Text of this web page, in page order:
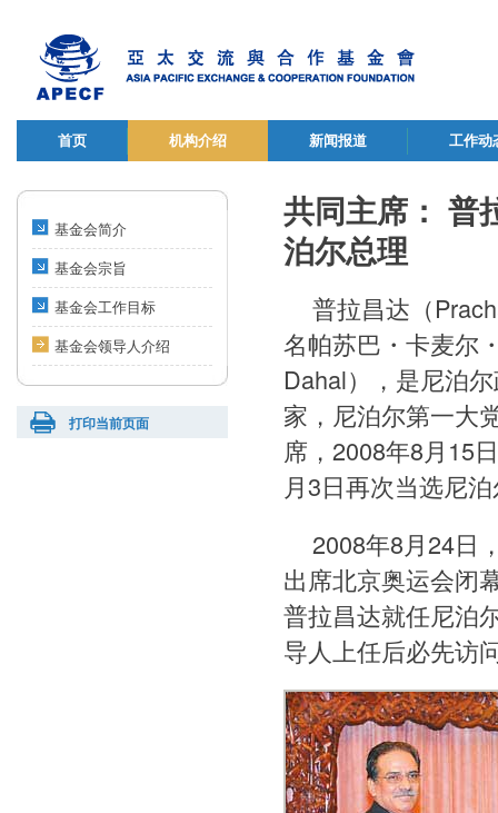
首页 机构介绍 新闻报道 工作动
基金会简介
基金会宗旨
基金会工作目标
基金会领导人介绍
打印当前页面
共同主席： 普
泊尔总理
普拉昌达（
名帕苏巴・卡麦尔
Dahal），是尼泊
家，尼泊尔第一
席，2008年8月15
月3日再次当选尼
2008年8月24日
出席北京奥运会闭
普拉昌达就任尼泊
导人上任后必先访